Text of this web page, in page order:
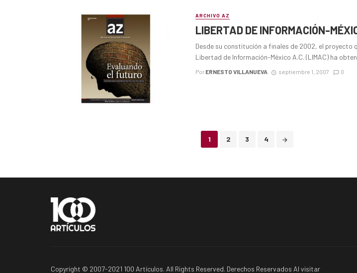
ARCHIVO AZ
LIBERTAD DE INFORMACIÓN-
Desde su constitución a finales de 2002, el proyecto
Libertad de Información-México A.C. (LIMAC) ha
Por ERNESTO VILLANUEVA septiembre 1, 2007 0
1 2 3 4
Copyright © 2007-2021 100 Artículos. All Rights Reserved. Derechos Reservados Al visitar